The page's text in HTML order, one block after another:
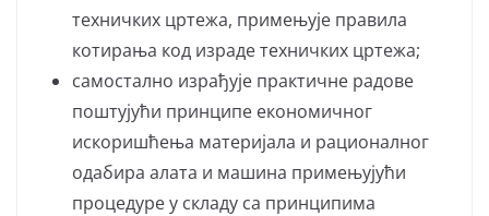
техничких цртежа, примењује правила
котирања код израде техничких цртежа;
самостално израђује практичне радове
поштујући принципе економичног
искоришћења материјала и рационалног
одабира алата и машина примењујући
процедуре у складу са принципима